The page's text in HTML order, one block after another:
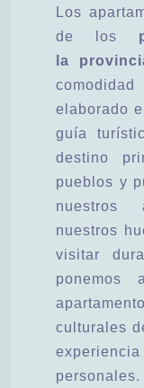
Los
de los
la
elaborado
guía
destino
pueblos y
nuestros
nuestros
visitar
ponemos
culturales
personales.